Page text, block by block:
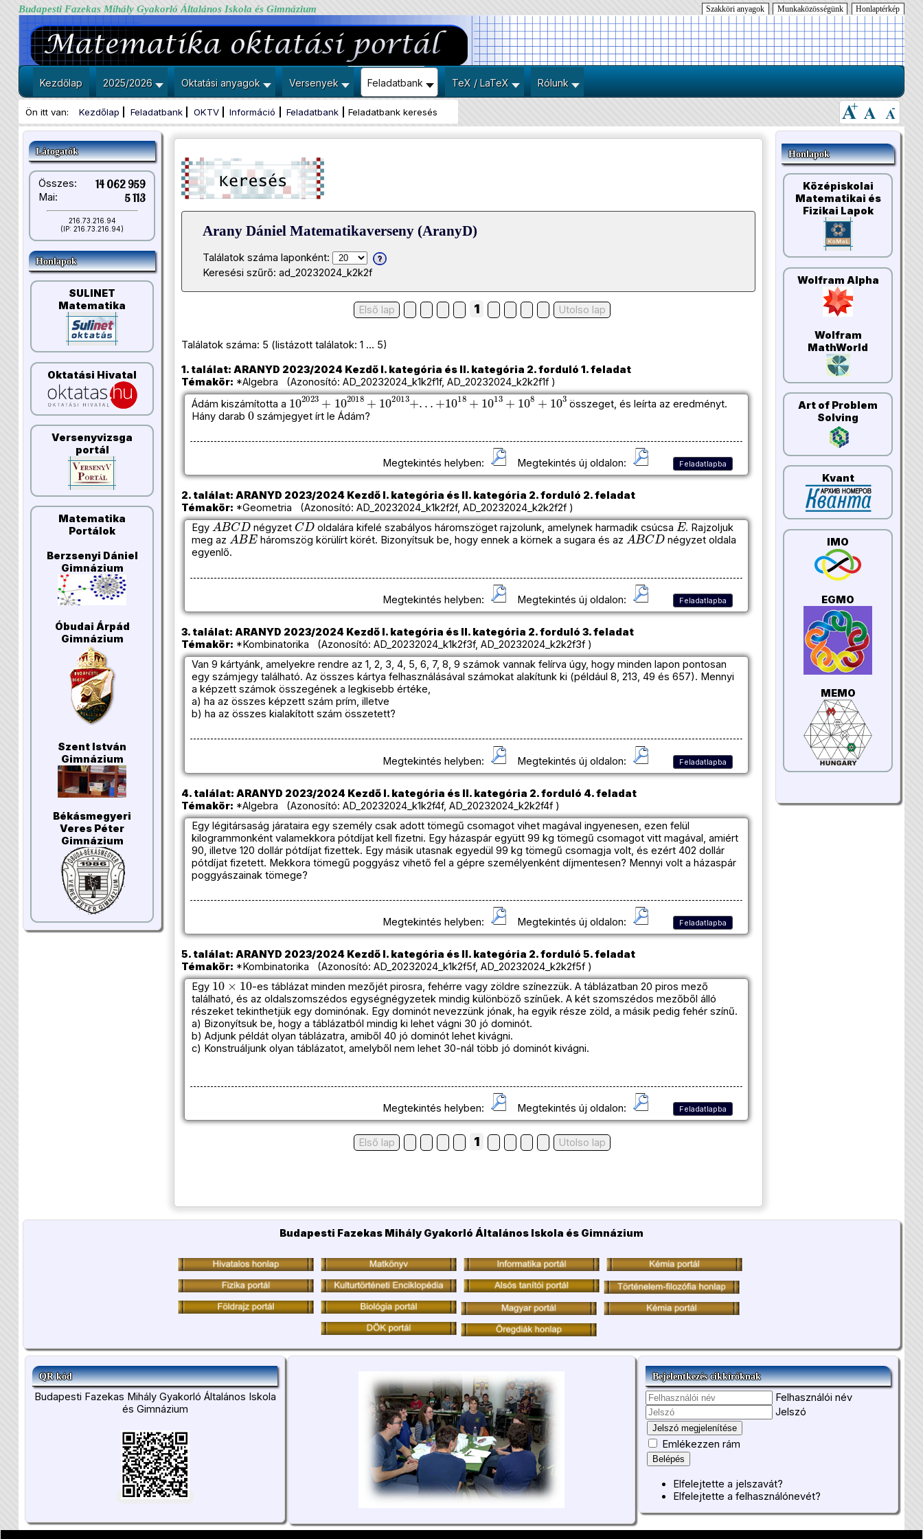
Budapesti Fazekas Mihály Gyakorló Általános Iskola és Gimnázium Honlaptérkép
Munkaközösségünk
Szakköri anyagok
Kezdőlap 2025/2026 Oktatási anyagok Versenyek Feladatbank TeX / LaTeX Rólunk
Ön itt van: Kezdőlap Feladatbank OKTV Információ Feladatbank Feladatbank keresés
Látogatók
Összes: 14 062 959
Mai: 5 113
216.73.216.94
(IP: 216.73.216.94)
Honlapok
SULINET
Matematika
Oktatási Hivatal
Versenyvizsga
portál
Matematika
Portálok
Berzsenyi Dániel
Gimnázium
Óbudai Árpád
Gimnázium
Szent István
Gimnázium
Békásmegyeri
Veres Péter
Gimnázium
Arany Dániel Matematikaverseny (AranyD)
Találatok száma laponként:
Keresési szűrő: ad_20232024_k2k2f
Első lap 1 Utolso lap
Találatok száma: 5 (listázott találatok: 1 ... 5)
1. találat: ARANYD 2023/2024 Kezdő I. kategória és II. kategória 2. forduló 1. feladat
Témakör: *Algebra (Azonosító: AD_20232024_k1k2f1f, AD_20232024_k2k2f1f )
Ádám kiszámította a
102023+102018+102013+...+1018+1013+108+103
összeget, és leírta az eredményt.
Hány darab
0
számjegyet írt le Ádám?
Megtekintés helyben: Megtekintés új oldalon: Feladatlapba
2. találat: ARANYD 2023/2024 Kezdő I. kategória és II. kategória 2. forduló 2. feladat
Témakör: *Geometria (Azonosító: AD_20232024_k1k2f2f, AD_20232024_k2k2f2f )
Egy
ABCD
négyzet
CD
oldalára kifelé szabályos háromszöget rajzolunk, amelynek harmadik csúcsa
E
. Rajzoljuk
meg az
ABE
háromszög körülírt körét. Bizonyítsuk be, hogy ennek a körnek a sugara és az
ABCD
négyzet oldala
egyenlő.
Megtekintés helyben: Megtekintés új oldalon: Feladatlapba
3. találat: ARANYD 2023/2024 Kezdő I. kategória és II. kategória 2. forduló 3. feladat
Témakör: *Kombinatorika (Azonosító: AD_20232024_k1k2f3f, AD_20232024_k2k2f3f )
Van 9 kártyánk, amelyekre rendre az 1, 2, 3, 4, 5, 6, 7, 8, 9 számok vannak felírva úgy, hogy minden lapon pontosan
egy számjegy található. Az összes kártya felhasználásával számokat alakítunk ki (például 8, 213, 49 és 657). Mennyi
a képzett számok összegének a legkisebb értéke,
a) ha az összes képzett szám prím, illetve
b) ha az összes kialakított szám összetett?
Megtekintés helyben: Megtekintés új oldalon: Feladatlapba
4. találat: ARANYD 2023/2024 Kezdő I. kategória és II. kategória 2. forduló 4. feladat
Témakör: *Algebra (Azonosító: AD_20232024_k1k2f4f, AD_20232024_k2k2f4f )
Egy légitársaság járataira egy személy csak adott tömegű csomagot vihet magával ingyenesen, ezen felül
kilogrammonként valamekkora pótdíjat kell fizetni. Egy házaspár együtt 99 kg tömegű csomagot vitt magával, amiért
90, illetve 120 dollár pótdíjat fizettek. Egy másik utasnak egyedül 99 kg tömegű csomagja volt, és ezért 402 dollár
pótdíjat fizetett. Mekkora tömegű poggyász vihető fel a gépre személyenként díjmentesen? Mennyi volt a házaspár
poggyászainak tömege?
Megtekintés helyben: Megtekintés új oldalon: Feladatlapba
5. találat: ARANYD 2023/2024 Kezdő I. kategória és II. kategória 2. forduló 5. feladat
Témakör: *Kombinatorika (Azonosító: AD_20232024_k1k2f5f, AD_20232024_k2k2f5f )
Egy
10×10
-es táblázat minden mezőjét pirosra, fehérre vagy zöldre színezzük. A táblázatban 20 piros mező
található, és az oldalszomszédos egységnégyzetek mindig különböző színűek. A két szomszédos mezőből álló
részeket tekinthetjük egy dominónak. Egy dominót nevezzünk jónak, ha egyik része zöld, a másik pedig fehér színű.
a) Bizonyítsuk be, hogy a táblázatból mindig ki lehet vágni 30 jó dominót.
b) Adjunk példát olyan táblázatra, amiből 40 jó dominót lehet kivágni.
c) Konstruáljunk olyan táblázatot, amelyből nem lehet 30-nál több jó dominót kivágni.
Megtekintés helyben: Megtekintés új oldalon: Feladatlapba
Első lap 1 Utolso lap
Honlapok
Középiskolai
Matematikai és
Fizikai Lapok
Wolfram Alpha
Wolfram
MathWorld
Art of Problem
Solving
Kvant
IMO
EGMO
MEMO
Budapesti Fazekas Mihály Gyakorló Általános Iskola és Gimnázium
QR kód
Budapesti Fazekas Mihály Gyakorló Általános Iskola
és Gimnázium
Bejelentkezés cikkíróknak
Felhasználói név
Jelszó
Jelszó megjelenítése
Emlékezzen rám
Belépés
Elfelejtette a jelszavát?
Elfelejtette a felhasználónevét?